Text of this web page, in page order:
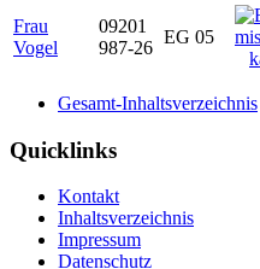
Frau
Vogel
09201
987-26
EG 05
Gesamt-Inhaltsverzeichnis
Quicklinks
Kontakt
Inhaltsverzeichnis
Impressum
Datenschutz